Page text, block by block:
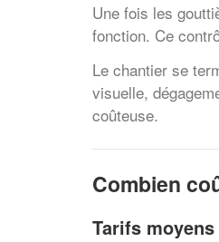
Une fois les
fonction. Ce
Le chantier se
visuelle,
coûteuse.
Combien
Tarifs